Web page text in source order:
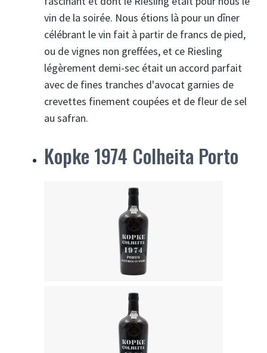
vin de la soirée. Nous étions là pour un dîner
célébrant le vin fait à partir de francs de pied,
ou de vignes non greffées, et ce Riesling
légèrement demi-sec était un accord parfait
avec de fines tranches d'avocat garnies de
crevettes finement coupées et de fleur de sel
au safran.
Kopke 1974 Colheita Porto